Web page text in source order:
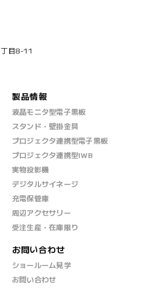
目8-11
製品情報
液晶モニタ型電子黒板
スタンド・壁掛金具
プロジェクタ連携型電子黒板
プロジェクタ連携型IWB
実物投影機
デジタルサイネージ
充電保管庫
周辺アクセサリー
受注生産・在庫限り
お問い合わせ
ショールーム見学
お問い合わせ